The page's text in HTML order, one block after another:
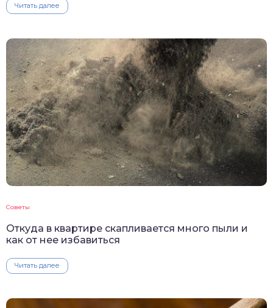
Читать далее
Советы
Откуда в квартире скапливается много пыли и
как от нее избавиться
Читать далее